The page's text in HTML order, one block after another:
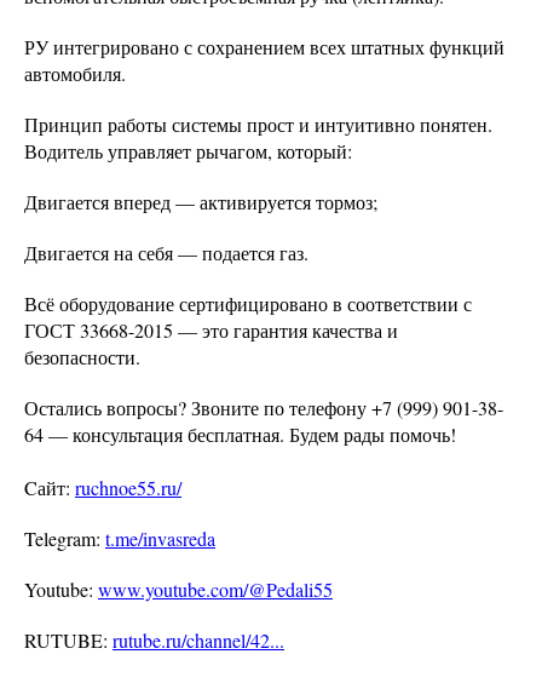
РУ интегрировано с сохранением всех штатных функций
автомобиля.
Принцип работы системы прост и интуитивно понятен.
Водитель управляет рычагом, который:
Двигается вперед — активируется тормоз;
Двигается на себя — подается газ.
Всё оборудование сертифицировано в соответствии с
ГОСТ 33668-2015 — это гарантия качества и
безопасности.
Остались вопросы? Звоните по телефону +7 (999) 901-38-
64 — консультация бесплатная. Будем рады помочь!
Cайт: ruchnoe55.ru/
Telegram: t.me/invasreda
Youtube: www.youtube.com/@Pedali55
RUTUBE: rutube.ru/channel/42...